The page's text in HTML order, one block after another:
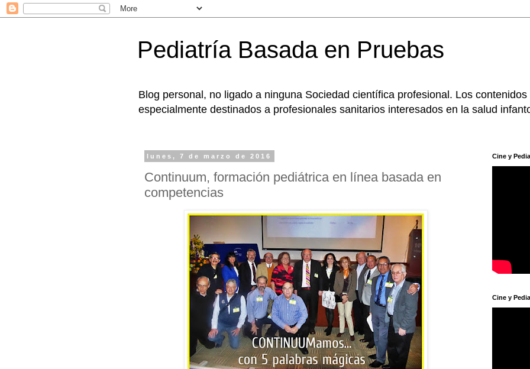
Pediatría Basada en Pruebas
Blog personal, no ligado a ninguna Sociedad científica profesional. Los
especialmente destinados a profesionales sanitarios interesados en la salud
lunes, 7 de marzo de 2016
Continuum, formación pediátrica en línea basada en
competencias
Cine y
Cine y